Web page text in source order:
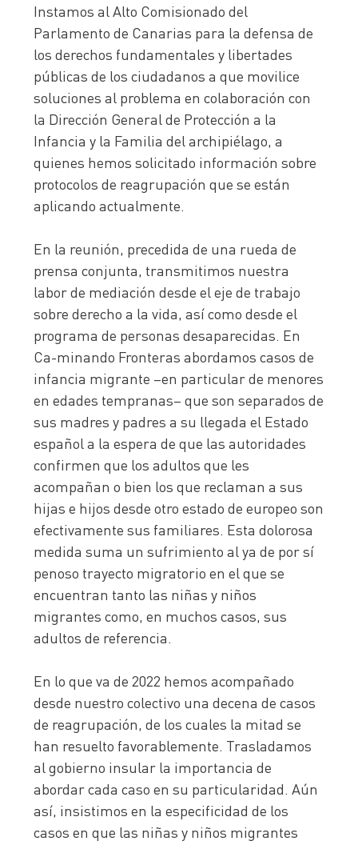
Instamos al Alto Comisionado del
Parlamento de Canarias para la defensa de
los derechos fundamentales y libertades
públicas de los ciudadanos a que movilice
soluciones al problema en colaboración con
la Dirección General de Protección a la
Infancia y la Familia del archipiélago, a
quienes hemos solicitado información sobre
protocolos de reagrupación que se están
aplicando actualmente.
En la reunión, precedida de una rueda de
prensa conjunta, transmitimos nuestra
labor de mediación desde el eje de trabajo
sobre derecho a la vida, así como desde el
programa de personas desaparecidas. En
Ca-minando Fronteras abordamos casos de
infancia migrante –en particular de menores
en edades tempranas– que son separados de
sus madres y padres a su llegada el Estado
español a la espera de que las autoridades
confirmen que los adultos que les
acompañan o bien los que reclaman a sus
hijas e hijos desde otro estado de europeo son
efectivamente sus familiares. Esta dolorosa
medida suma un sufrimiento al ya de por sí
penoso trayecto migratorio en el que se
encuentran tanto las niñas y niños
migrantes como, en muchos casos, sus
adultos de referencia.
En lo que va de 2022 hemos acompañado
desde nuestro colectivo una decena de casos
de reagrupación, de los cuales la mitad se
han resuelto favorablemente. Trasladamos
al gobierno insular la importancia de
abordar cada caso en su particularidad. Aún
así, insistimos en la especificidad de los
casos en que las niñas y niños migrantes